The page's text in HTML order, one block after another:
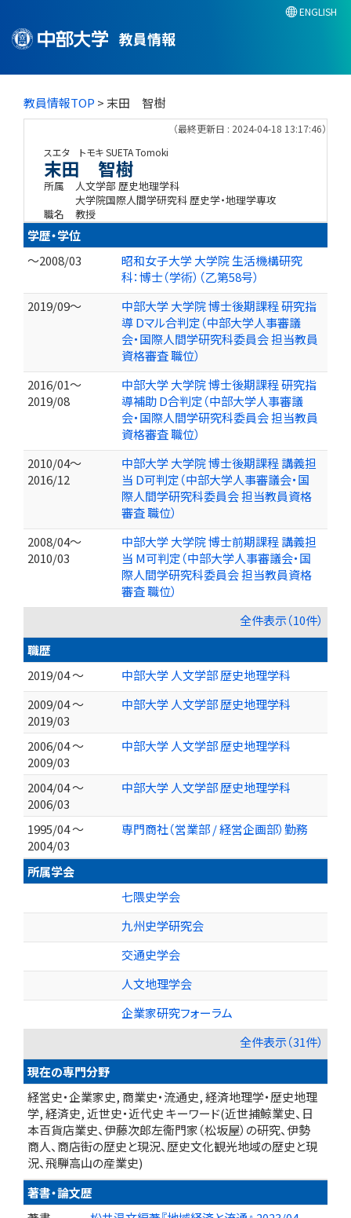
教員情報
ENGLISH
教員情報TOP > 末田 智樹
（最終更新日 : 2024-04-18 13:17:46）
スエタ トモキSUETA Tomoki
末田 智樹
所属
人文学部 歴史地理学科
大学院国際人間学研究科 歴史学・地理学専攻
職名
教授
学歴・学位
～2008/03
昭和女子大学 大学院 生活機構研究
科：博士（学術）（乙第58号）
2019/09～
中部大学 大学院 博士後期課程 研究指
導 Dマル合判定（中部大学人事審議
会・国際人間学研究科委員会 担当教員
資格審査 職位）
2016/01～
2019/08
中部大学 大学院 博士後期課程 研究指
導補助 D合判定（中部大学人事審議
会・国際人間学研究科委員会 担当教員
資格審査 職位）
2010/04～
2016/12
中部大学 大学院 博士後期課程 講義担
当 D可判定（中部大学人事審議会・国
際人間学研究科委員会 担当教員資格
審査 職位）
2008/04～
2010/03
中部大学 大学院 博士前期課程 講義担
当 M可判定（中部大学人事審議会・国
際人間学研究科委員会 担当教員資格
審査 職位）
全件表示（10件）
職歴
2019/04 ～
中部大学 人文学部 歴史地理学科
2009/04 ～
2019/03
中部大学 人文学部 歴史地理学科
2006/04 ～
2009/03
中部大学 人文学部 歴史地理学科
2004/04 ～
2006/03
中部大学 人文学部 歴史地理学科
1995/04 ～
2004/03
専門商社（営業部 / 経営企画部）勤務
所属学会
七隈史学会
九州史学研究会
交通史学会
人文地理学会
企業家研究フォーラム
全件表示（31件）
現在の専門分野
経営史・企業家史, 商業史・流通史, 経済地理学・歴史地理
学, 経済史, 近世史・近代史 キーワード(近世捕鯨業史、日
本百貨店業史、伊藤次郎左衞門家（松坂屋）の研究、伊勢
商人、商店街の歴史と現況、歴史文化観光地域の歴史と現
況、飛騨高山の産業史)
著書・論文歴